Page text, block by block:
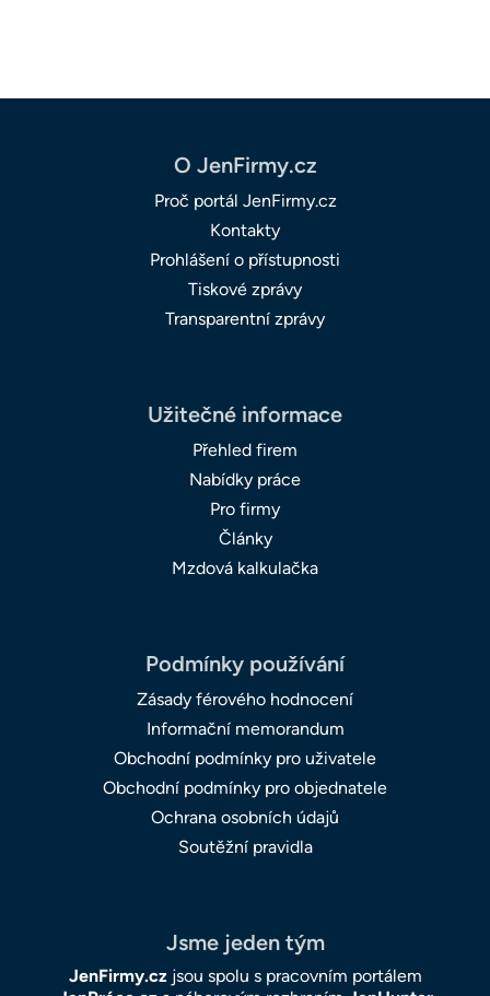
O JenFirmy.cz
Proč portál JenFirmy.cz
Kontakty
Prohlášení o přístupnosti
Tiskové zprávy
Transparentní zprávy
Užitečné informace
Přehled firem
Nabídky práce
Pro firmy
Články
Mzdová kalkulačka
Podmínky používání
Zásady férového hodnocení
Informační memorandum
Obchodní podmínky pro uživatele
Obchodní podmínky pro objednatele
Ochrana osobních údajů
Soutěžní pravidla
Jsme jeden tým
JenFirmy.czjsou spolu s pracovním portálem